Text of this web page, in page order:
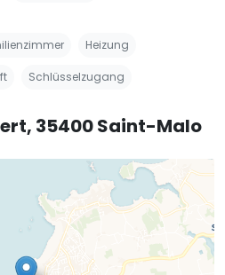
Heizung
Schlüsselzugang
35400 Saint-Malo